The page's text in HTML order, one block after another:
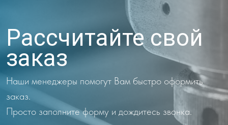
Рассчитайте свой
заказ
Наши менеджеры помогут Вам быстро оформить
заказ.
Просто заполните форму и дождитесь звонка.